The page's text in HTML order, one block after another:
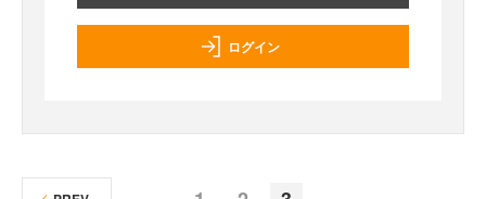
ログイン